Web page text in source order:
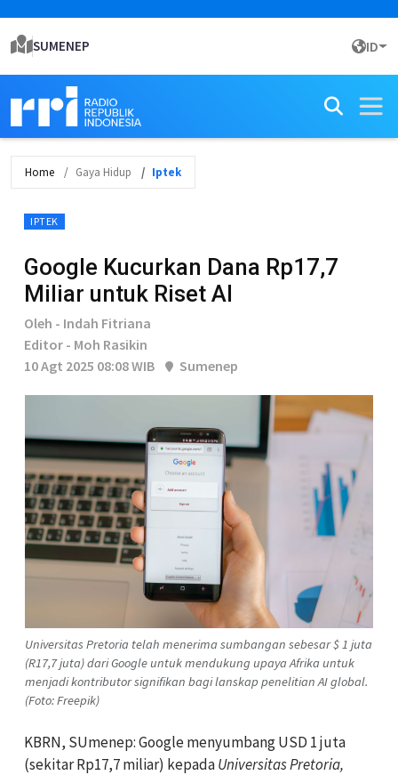
SUMENEP ID
Home Gaya Hidup Iptek
IPTEK
Google Kucurkan Dana Rp17,7
Miliar untuk Riset AI
Oleh - Indah Fitriana
Editor - Moh Rasikin
10 Agt 2025 08:08 WIB
Sumenep
Universitas Pretoria telah menerima sumbangan sebesar $ 1 juta
(R17,7 juta) dari Google untuk mendukung upaya Afrika untuk
menjadi kontributor signifikan bagi lanskap penelitian AI global.
(Foto: Freepik)
KBRN, SUmenep: Google menyumbang USD 1 juta
(sekitar Rp17,7 miliar) kepadaUniversitas Pretoria,